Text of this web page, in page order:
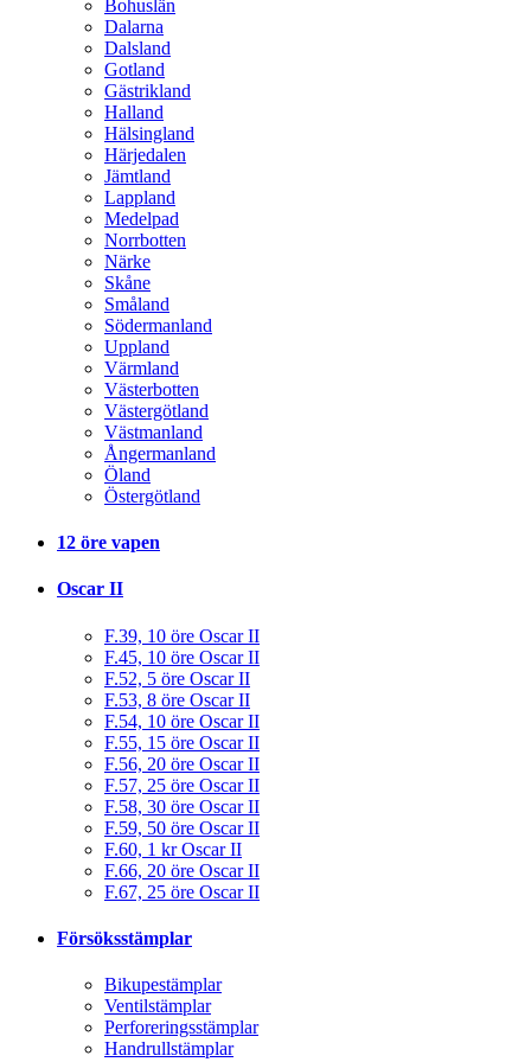
Bohuslän
Dalarna
Dalsland
Gotland
Gästrikland
Halland
Hälsingland
Härjedalen
Jämtland
Lappland
Medelpad
Norrbotten
Närke
Skåne
Småland
Södermanland
Uppland
Värmland
Västerbotten
Västergötland
Västmanland
Ångermanland
Öland
Östergötland
12 öre vapen
Oscar II
F.39, 10 öre Oscar II
F.45, 10 öre Oscar II
F.52, 5 öre Oscar II
F.53, 8 öre Oscar II
F.54, 10 öre Oscar II
F.55, 15 öre Oscar II
F.56, 20 öre Oscar II
F.57, 25 öre Oscar II
F.58, 30 öre Oscar II
F.59, 50 öre Oscar II
F.60, 1 kr Oscar II
F.66, 20 öre Oscar II
F.67, 25 öre Oscar II
Försöksstämplar
Bikupestämplar
Ventilstämplar
Perforeringsstämplar
Handrullstämplar